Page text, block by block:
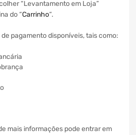
“Levantamento em Loja”
do “Carrinho“.
pagamento disponíveis, tais como:
mais informações pode entrar em